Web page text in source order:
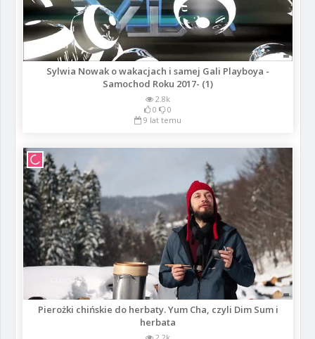
Sylwia Nowak o wakacjach i samej Gali Playboya -
Samochod Roku 2017- (1)
2.8k
0
0
9 lat temu
Pierożki chińskie do herbaty. Yum Cha, czyli Dim Sum i
herbata